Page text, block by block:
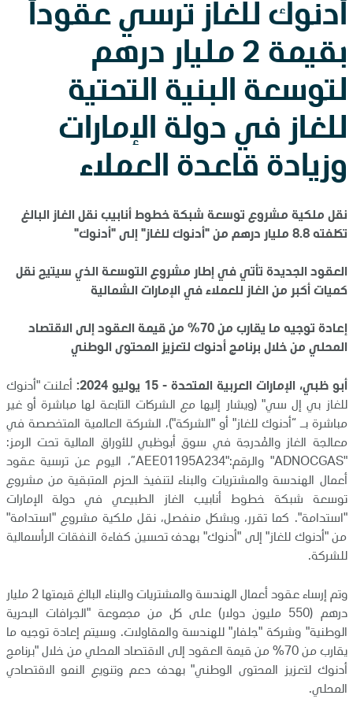
اتصل بنا
أدنوك للغاز ترسي عقوداً
بقيمة 2 مليار درهم
لتوسعة البنية التحتية
للغاز في دولة الإمارات
وزيادة قاعدة العملاء
نقل ملكية مشروع توسعة شبكة خطوط أنابيب نقل الغاز البالغ
تكلفته 8.8 مليار درهم من "أدنوك للغاز" إلى "أدنوك"
العقود الجديدة تأتي في إطار مشروع التوسعة الذي سيتيح نقل
كميات أكبر من الغاز للعملاء في الإمارات الشمالية
إعادة توجيه ما يقارب من 70% من قيمة العقود إلى الاقتصاد
المحلي من خلال برنامج أدنوك لتعزيز المحتوى الوطني
أبو ظبي، الإمارات العربية المتحدة - 15 يوليو 2024:
أعلنت "أدنوك
للغاز بي إل سي" (ويشار إليها مع الشركات التابعة لها مباشرة أو غير
مباشرة بـ “أدنوك للغاز" أو "الشركة")، الشركة العالمية المتخصصة في
معالجة الغازوالمُدرجة في سوق أبوظبيللأوراق المالية تحت الرمز:
"
ADNOCGAS" والرقم:"AEE01195A234 ”، اليوم عن ترسية عقود
أعمال الهندسة والمشتريات والبناء لتنفيذ الحزم المتبقية من مشروع
توسعة شبكة خطوط أنابيب الغاز الطبيعي في دولة الإمارات
"استدامة". كما تقرر، وبشكل منفصل، نقل ملكية مشروع "استدامة"
من "أدنوك للغاز" إلى "أدنوك" بهدف تحسين كفاءة النفقات الرأسمالية
للشركة.
وتم إرساء عقود أعمال الهندسة والمشتريات والبناء البالغ قيمتها 2 مليار
درهم (550 مليون دولار) على كل من مجموعة "الجرافات البحرية
الوطنية" وشركة "جلفار" للهندسة والمقاولات. وسيتم إعادة توجيه ما
يقارب من 70% من قيمة العقود إلى الاقتصاد المحلي من خلال "برنامج
أدنوك لتعزيز المحتوى الوطني" بهدف دعم وتنويع النمو الاقتصادي
المحلي.